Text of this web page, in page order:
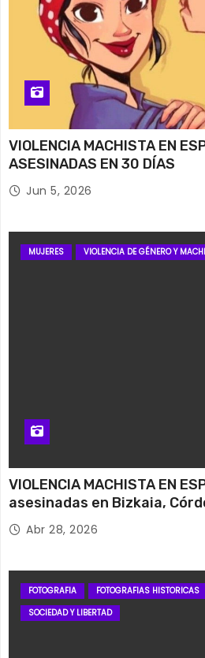
VIOLENCIA MACHISTA EN
ASESINADAS EN 30 DÍAS
Jun 5, 2026
MUJERES VIOLENCIA DE GÉNERO Y
VIOLENCIA MACHISTA EN
asesinadas en Bizkaia,
Abr 28, 2026
FOTOGRAFIA FOTOGRAFIAS HISTORICAS
SOCIEDAD Y LIBERTAD